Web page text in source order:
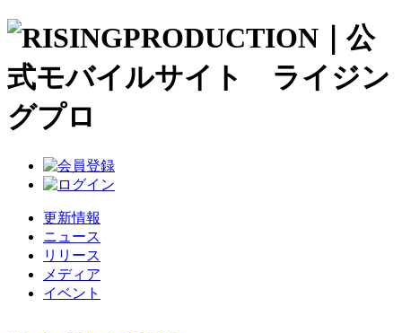
更新情報
ニュース
リリース
メディア
イベント